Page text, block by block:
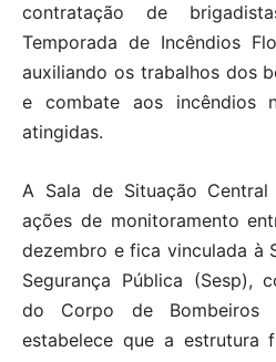
contratação de
Temporada de Incêndios
auxiliando os trabalhos dos
e combate aos incêndios
atingidas.
A Sala de Situação
ações de monitoramento
dezembro e fica vinculada à
Segurança Pública (Sesp),
do Corpo de Bombeiros
estabelece que a estrutura